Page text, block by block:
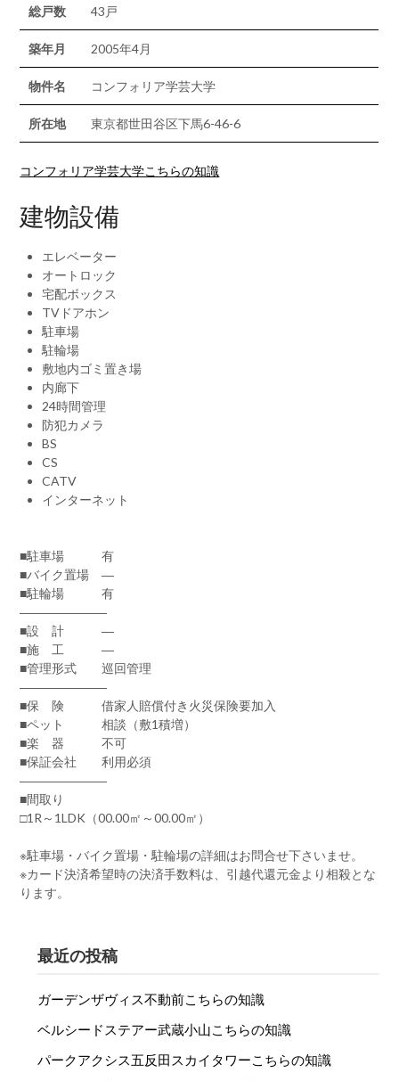
総戸数 43戸
築年月 2005年4月
物件名 コンフォリア学芸大学
所在地 東京都世田谷区下馬6-46-6
コンフォリア学芸大学こちらの知識
建物設備
エレベーター
オートロック
宅配ボックス
TVドアホン
駐車場
駐輪場
敷地内ゴミ置き場
内廊下
24時間管理
防犯カメラ
BS
CS
CATV
インターネット
■駐車場 有
■バイク置場 ―
■駐輪場 有
―――――――
■設 計 ―
■施 工 ―
■管理形式 巡回管理
―――――――
■保 険 借家人賠償付き火災保険要加入
■ペット 相談（敷1積増）
■楽 器 不可
■保証会社 利用必須
―――――――
■間取り
□1R～1LDK（00.00㎡～00.00㎡）
※駐車場・バイク置場・駐輪場の詳細はお問合せ下さいませ。
※カード決済希望時の決済手数料は、引越代還元金より相殺とな
ります。
最近の投稿
ガーデンザヴィス不動前こちらの知識
ベルシードステアー武蔵小山こちらの知識
パークアクシス五反田スカイタワーこちらの知識